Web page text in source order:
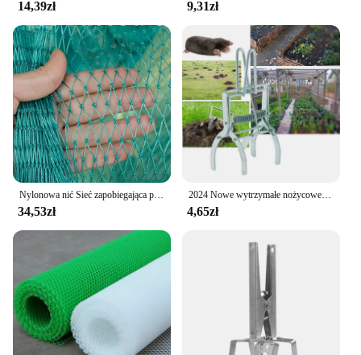
14,39zł 9,31zł
Nylonowa nić Sieć zapobiegająca ptakom Staw rybny Sad Drzewo owocowe Zapobieganie jeleni Kot Pies Ogród Uprawy Ochronna siatka ogrodzeniowa
34,53zł
2024 Nowe wytrzymałe nożycowe pułapki do myszy Szybkie pułapki do myszy Wielofunkcyjna pułapka na szczury
4,65zł